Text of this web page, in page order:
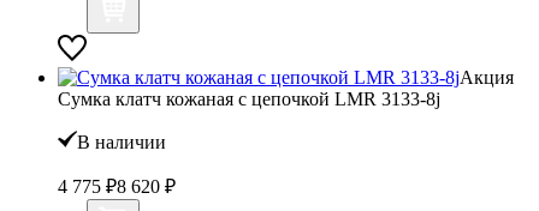
Акция
Сумка клатч кожаная с цепочкой LMR 3133-8j
В наличии
4 775 ₽8 620 ₽